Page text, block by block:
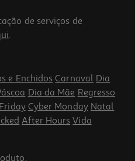
L
de serviços de
.
e Enchidos Carnaval Dia
Dia da Mãe Regresso
Cyber Monday Natal
After Hours Vida
.